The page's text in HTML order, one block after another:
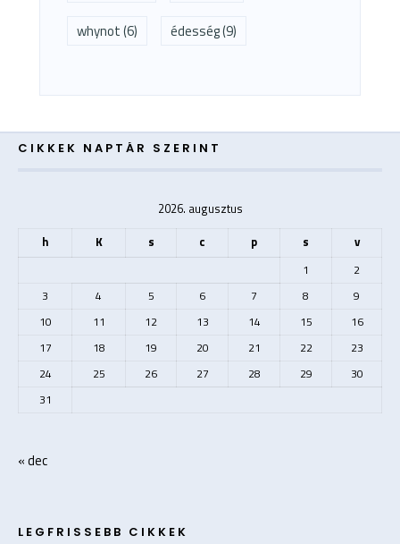
whynot(6) édesség(9)
CIKKEK NAPTÁR SZERINT
2026. augusztus
h
K s c p s v
1
2
3
4 5 6 7 8
9
10
11 12 13 14 15
16
17
18 19 20 21 22
23
24
25 26 27 28 29
30
31
« dec
LEGFRISSEBB CIKKEK